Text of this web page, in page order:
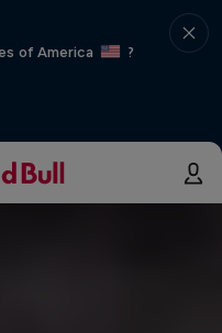
of America
?